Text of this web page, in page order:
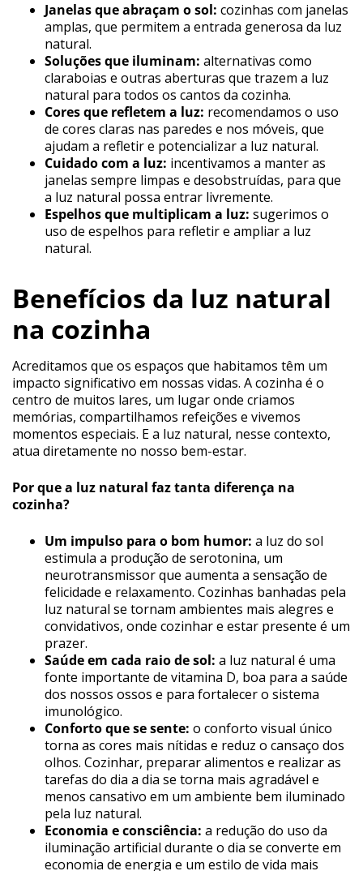
Janelas que abraçam o sol: cozinhas com janelas
amplas, que permitem a entrada generosa da luz
natural.
Soluções que iluminam: alternativas como
claraboias e outras aberturas que trazem a luz
natural para todos os cantos da cozinha.
Cores que refletem a luz: recomendamos o uso
de cores claras nas paredes e nos móveis, que
ajudam a refletir e potencializar a luz natural.
Cuidado com a luz: incentivamos a manter as
janelas sempre limpas e desobstruídas, para que
a luz natural possa entrar livremente.
Espelhos que multiplicam a luz: sugerimos o
uso de espelhos para refletir e ampliar a luz
natural.
Benefícios da luz natural
na cozinha
Acreditamos que os espaços que habitamos têm um
impacto significativo em nossas vidas. A cozinha é o
centro de muitos lares, um lugar onde criamos
memórias, compartilhamos refeições e vivemos
momentos especiais. E a luz natural, nesse contexto,
atua diretamente no nosso bem-estar.
Por que a luz natural faz tanta diferença na
cozinha?
Um impulso para o bom humor: a luz do sol
estimula a produção de serotonina, um
neurotransmissor que aumenta a sensação de
felicidade e relaxamento. Cozinhas banhadas pela
luz natural se tornam ambientes mais alegres e
convidativos, onde cozinhar e estar presente é um
prazer.
Saúde em cada raio de sol: a luz natural é uma
fonte importante de vitamina D, boa para a saúde
dos nossos ossos e para fortalecer o sistema
imunológico.
Conforto que se sente: o conforto visual único
torna as cores mais nítidas e reduz o cansaço dos
olhos. Cozinhar, preparar alimentos e realizar as
tarefas do dia a dia se torna mais agradável e
menos cansativo em um ambiente bem iluminado
pela luz natural.
Economia e consciência: a redução do uso da
iluminação artificial durante o dia se converte em
economia de energia e um estilo de vida mais